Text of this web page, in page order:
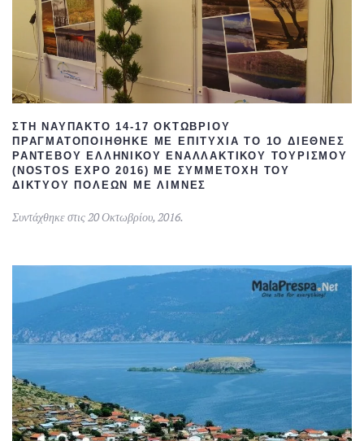
ΣΤΗ ΝΑΎΠΑΚΤΟ 14-17 ΟΚΤΩΒΡΊΟΥ
ΠΡΑΓΜΑΤΟΠΟΙΉΘΗΚΕ ΜΕ ΕΠΙΤΥΧΊΑ ΤΟ 1Ο ΔΙΕΘΝΈΣ
ΡΑΝΤΕΒΟΎ ΕΛΛΗΝΙΚΟΎ ΕΝΑΛΛΑΚΤΙΚΟΎ ΤΟΥΡΙΣΜΟΎ
(NOSTOS EXPO 2016) ΜΕ ΣΥΜΜΕΤΟΧΉ ΤΟΥ
ΔΙΚΤΎΟΥ ΠΌΛΕΩΝ ΜΕ ΛΊΜΝΕΣ
Συντάχθηκε στις 20 Οκτωβρίου, 2016.